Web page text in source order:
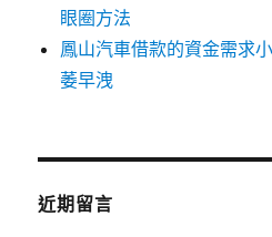
眼圈方法
鳳山汽車借款的資金需求
萎早洩
近期留言